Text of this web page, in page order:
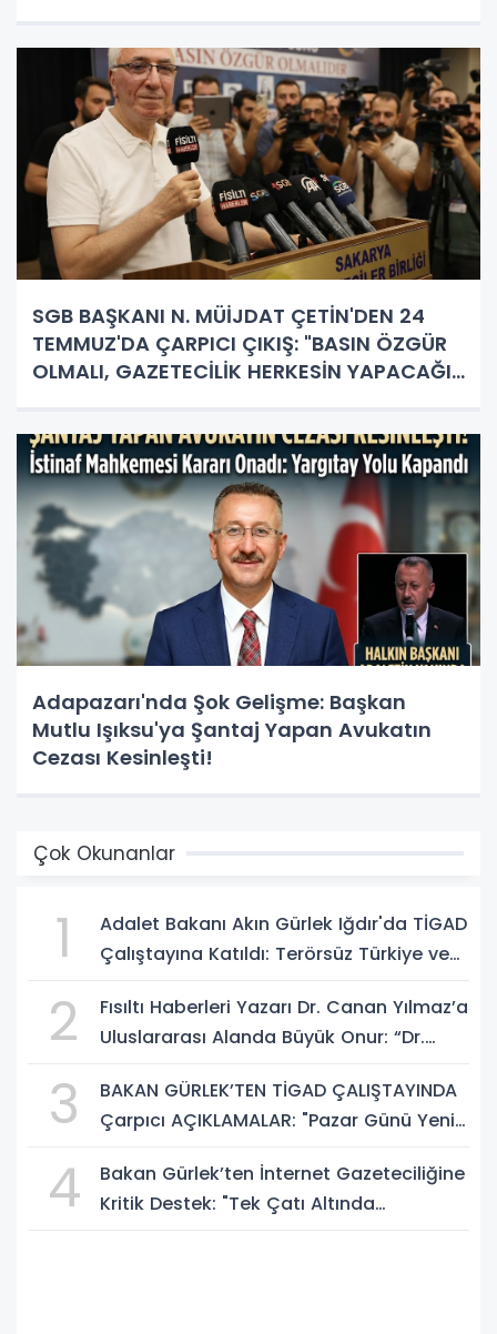
SGB BAŞKANI N. MÜİJDAT ÇETİN'DEN 24
TEMMUZ'DA ÇARPICI ÇIKIŞ: "BASIN ÖZGÜR
OLMALI, GAZETECİLİK HERKESİN YAPACAĞI
Adapazarı'nda Şok Gelişme: Başkan
Mutlu Işıksu'ya Şantaj Yapan Avukatın
Cezası Kesinleşti!
Çok Okunanlar
1
Adalet Bakanı Akın Gürlek Iğdır'da TİGAD
Çalıştayına Katıldı: Terörsüz Türkiye ve
2
Fısıltı Haberleri Yazarı Dr. Canan Yılmaz’a
Uluslararası Alanda Büyük Onur: “Dr.
3
BAKAN GÜRLEK’TEN TİGAD ÇALIŞTAYINDA
Çarpıcı AÇIKLAMALAR: "Pazar Günü Yeni
4
Bakan Gürlek’ten İnternet Gazeteciliğine
Kritik Destek: "Tek Çatı Altında